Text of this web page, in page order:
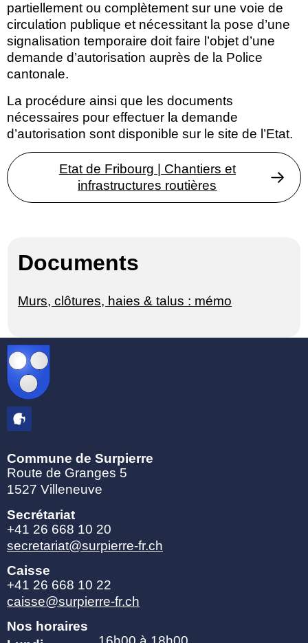
partiellement ou complètement sur une voie de
circulation publique et nécessitant la pose d’une
signalisation temporaire doit faire l’objet d’une
demande d’autorisation auprès de la Police
cantonale.
La procédure ainsi que les documents
nécessaires pour effectuer la demande
d’autorisation sont disponible sur le site de l’Etat.
Etat de Fribourg | Chantiers et
infrastructures routières
Documents
Murs, clôtures, haies & talus : mémo
Commune de Surpierre
Route de Granges 5
1527 Villeneuve
Secrétariat
+41 26 668 10 20
secretariat@surpierre-fr.ch
Caisse
+41 26 668 10 22
caisse@surpierre-fr.ch
Nos horaires